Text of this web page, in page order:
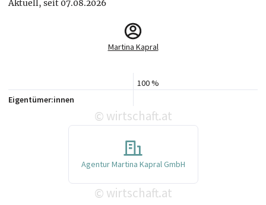
Aktuell, seit 07.08.2026
Martina Kapral
100 %
Eigentümer:innen
© wirtschaft.at
Agentur Martina Kapral GmbH
© wirtschaft.at